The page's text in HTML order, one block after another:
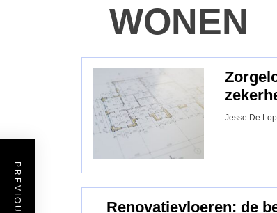
WONEN
Jesse De
Renovatievloeren: de